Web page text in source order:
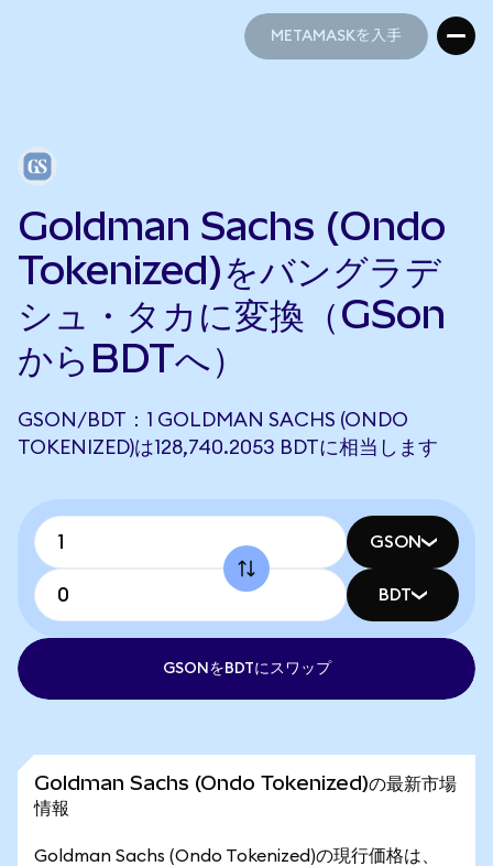
METAMASKを入手
Goldman Sachs (Ondo
Tokenized)をバングラデ
シュ・タカに変換（GSon
からBDTへ）
GSON/BDT：1 GOLDMAN SACHS (ONDO
TOKENIZED)は128,740.2053 BDTに相当します
GSON
BDT
GSONをBDTにスワップ
Goldman Sachs (Ondo Tokenized)の最新市場
情報
Goldman Sachs (Ondo Tokenized)の現行価格は、